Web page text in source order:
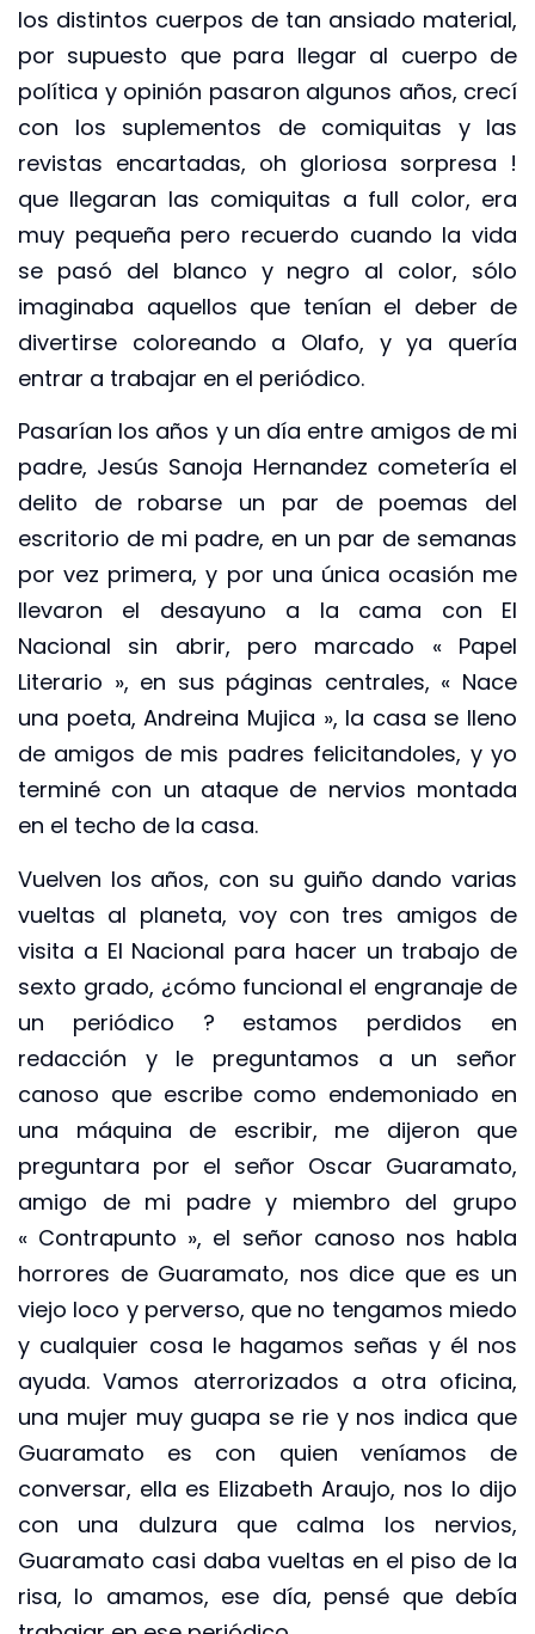
los distintos cuerpos de tan ansiado material,
por supuesto que para llegar al cuerpo de
política y opinión pasaron algunos años, crecí
con los suplementos de comiquitas y las
revistas encartadas, oh gloriosa sorpresa !
que llegaran las comiquitas a full color, era
muy pequeña pero recuerdo cuando la vida
se pasó del blanco y negro al color, sólo
imaginaba aquellos que tenían el deber de
divertirse coloreando a Olafo, y ya quería
entrar a trabajar en el periódico.
Pasarían los años y un día entre amigos de mi
padre, Jesús Sanoja Hernandez cometería el
delito de robarse un par de poemas del
escritorio de mi padre, en un par de semanas
por vez primera, y por una única ocasión me
llevaron el desayuno a la cama con El
Nacional sin abrir, pero marcado « Papel
Literario », en sus páginas centrales, « Nace
una poeta, Andreina Mujica », la casa se lleno
de amigos de mis padres felicitandoles, y yo
terminé con un ataque de nervios montada
en el techo de la casa.
Vuelven los años, con su guiño dando varias
vueltas al planeta, voy con tres amigos de
visita a El Nacional para hacer un trabajo de
sexto grado, ¿cómo funcional el engranaje de
un periódico ? estamos perdidos en
redacción y le preguntamos a un señor
canoso que escribe como endemoniado en
una máquina de escribir, me dijeron que
preguntara por el señor Oscar Guaramato,
amigo de mi padre y miembro del grupo
« Contrapunto », el señor canoso nos habla
horrores de Guaramato, nos dice que es un
viejo loco y perverso, que no tengamos miedo
y cualquier cosa le hagamos señas y él nos
ayuda. Vamos aterrorizados a otra oficina,
una mujer muy guapa se rie y nos indica que
Guaramato es con quien veníamos de
conversar, ella es Elizabeth Araujo, nos lo dijo
con una dulzura que calma los nervios,
Guaramato casi daba vueltas en el piso de la
risa, lo amamos, ese día, pensé que debía